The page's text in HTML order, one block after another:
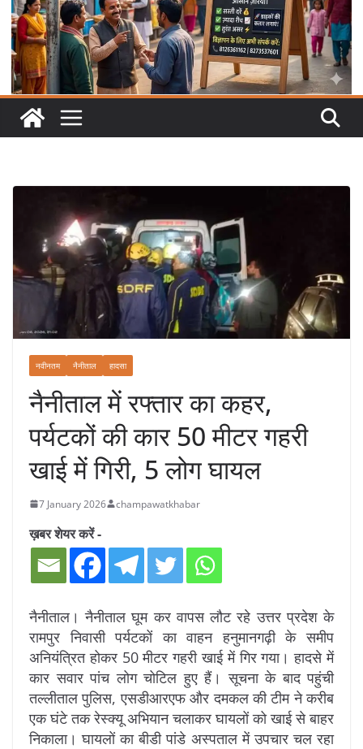
नवीनतम नैनीताल हादसा
नैनीताल में रफ्तार का कहर,
पर्यटकों की कार 50 मीटर गहरी
खाई में गिरी, 5 लोग घायल
7 January 2026 champawatkhabar
ख़बर शेयर करें -
नैनीताल। नैनीताल घूम कर वापस लौट रहे उत्तर प्रदेश के
रामपुर निवासी पर्यटकों का वाहन हनुमानगढ़ी के समीप
अनियंत्रित होकर 50 मीटर गहरी खाई में गिर गया। हादसे में
कार सवार पांच लोग चोटिल हुए हैं। सूचना के बाद पहुंची
तल्लीताल पुलिस, एसडीआरएफ और दमकल की टीम ने करीब
एक घंटे तक रेस्क्यू अभियान चलाकर घायलों को खाई से बाहर
निकाला। घायलों का बीडी पांडे अस्पताल में उपचार चल रहा